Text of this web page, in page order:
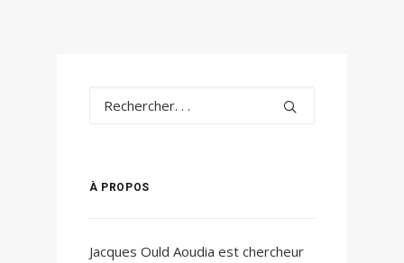
À PROPOS
Jacques Ould Aoudia est chercheur